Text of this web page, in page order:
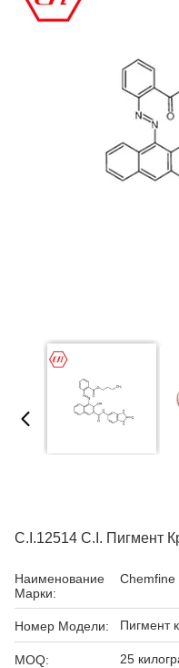
C.I.12514 C.I. Пигмент
Наименование
Марки:
Chemfine
Номер Модели: Пигмент
MOQ: 25